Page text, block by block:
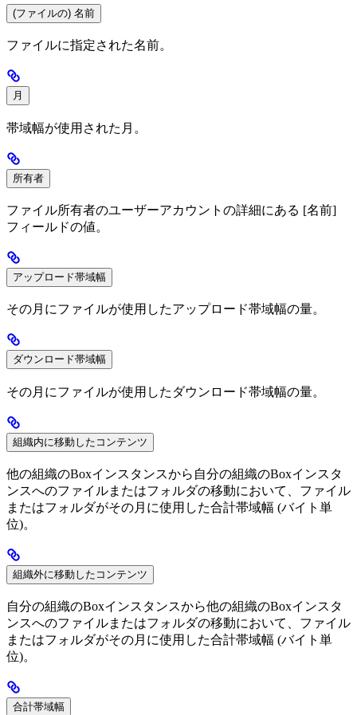
(ファイルの) 名前
ファイルに指定された名前。
月
帯域幅が使用された月。
所有者
ファイル所有者のユーザーアカウントの詳細にある [名前]
フィールドの値。
アップロード帯域幅
その月にファイルが使用したアップロード帯域幅の量。
ダウンロード帯域幅
その月にファイルが使用したダウンロード帯域幅の量。
組織内に移動したコンテンツ
他の組織のBoxインスタンスから自分の組織のBoxインスタ
ンスへのファイルまたはフォルダの移動において、ファイル
またはフォルダがその月に使用した合計帯域幅 (バイト単
位)。
組織外に移動したコンテンツ
自分の組織のBoxインスタンスから他の組織のBoxインスタ
ンスへのファイルまたはフォルダの移動において、ファイル
またはフォルダがその月に使用した合計帯域幅 (バイト単
位)。
合計帯域幅